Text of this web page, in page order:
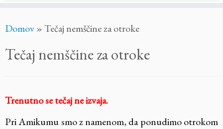
na
vsebino
Domov»Tečaj nemščine za otroke
Tečaj nemščine za otroke
Trenutno se tečaj ne izvaja.
Pri Amikumu smo z namenom, da ponudimo otrokom